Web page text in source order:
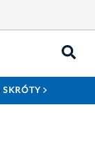
SKRÓTY